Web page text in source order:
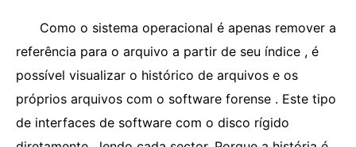
Como o sistema operacional é apenas remover a
referência para o arquivo a partir de seu índice , é
possível visualizar o histórico de arquivos e os
próprios arquivos com o software forense . Este tipo
de interfaces de software com o disco rígido